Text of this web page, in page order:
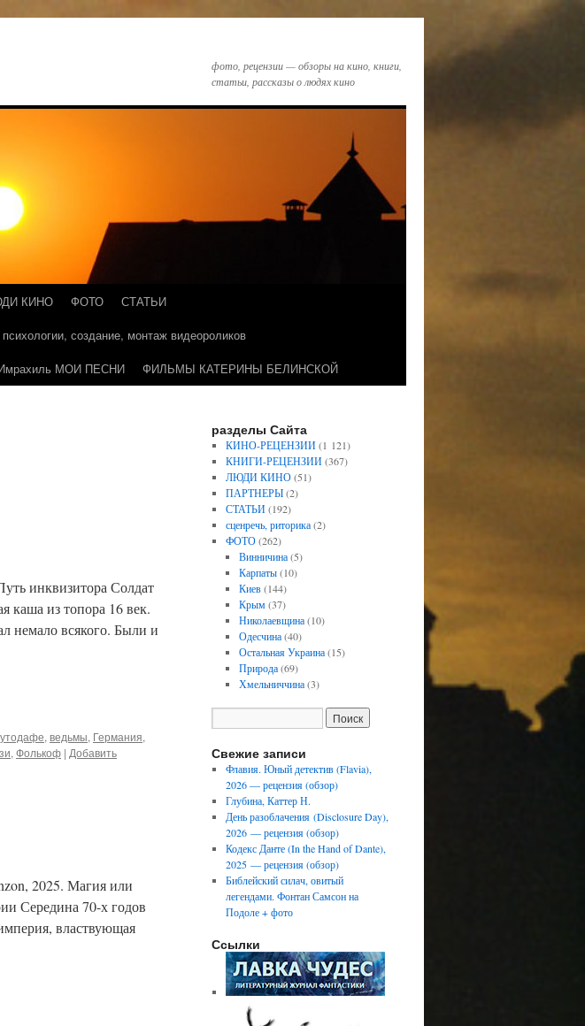
фото, рецензии — обзоры на кино, книги,
статьи, рассказы о людях кино
КИНО ФОТО
СТАТЬИ
создание, монтаж видеороликов
МОИ ПЕСНИ ФИЛЬМЫ КАТЕРИНЫ БЕЛИНСКОЙ
инквизитора Солдат
каша из топора 16 век.
немало всякого. Были и
,ведьмы, Германия,
,Фолькоф | Добавить
2025. Магия или
Середина 70-х годов
властвующая
разделы Сайта
КИНО-РЕЦЕНЗИИ(1 121)
КНИГИ-РЕЦЕНЗИИ(367)
ЛЮДИ КИНО(51)
ПАРТНЕРЫ(2)
СТАТЬИ(192)
сценречь, риторика(2)
ФОТО(262)
Винничина(5)
Карпаты(10)
Киев(144)
Крым(37)
Николаевщина(10)
Одесчина(40)
Остальная Украина(15)
Природа(69)
Хмельниччина(3)
Свежие записи
Флавия. Юный детектив (Flavia),
2026 — рецензия (обзор)
Глубина, Каттер Н.
День разоблачения (Disclosure Day),
2026 — рецензия (обзор)
Кодекс Данте (In the Hand of Dante),
2025 — рецензия (обзор)
Библейский силач, овитый
легендами. Фонтан Самсон на
Подоле + фото
Ссылки